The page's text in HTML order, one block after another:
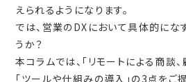
えられるようになります。
では、営業のDXにおいて具体的にな
うか？
本コラムでは、「リモートによる商談
「ツールや仕組みの導入」の3点をご